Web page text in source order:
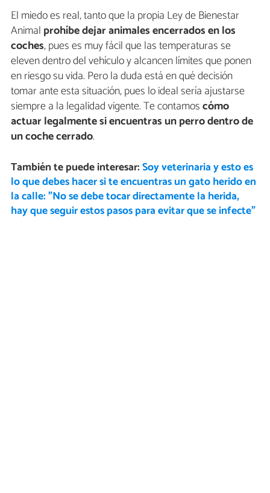
El miedo es real, tanto que la propia Ley de Bienestar
Animal prohíbe dejar animales encerrados en los
coches, pues es muy fácil que las temperaturas se
eleven dentro del vehículo y alcancen límites que ponen
en riesgo su vida. Pero la duda está en qué decisión
tomar ante esta situación, pues lo ideal sería ajustarse
siempre a la legalidad vigente. Te contamoscómo
actuar legalmente si encuentras un perro dentro de
un coche cerrado.
También te puede interesar:Soy veterinaria y esto es
lo que debes hacer si te encuentras un gato herido en
la calle: "No se debe tocar directamente la herida,
hay que seguir estos pasos para evitar que se infecte"